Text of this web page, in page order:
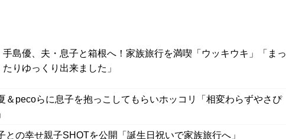
手島優、夫・息子と箱根へ！家族旅行を満喫「ウッキウキ」「まっ
たりゆっくり出来ました」
＆pecoらに息子を抱っこしてもらいホッコリ「相変わらずやさぴ
との幸せ親子SHOTを公開「誕生日祝いで家族旅行へ」